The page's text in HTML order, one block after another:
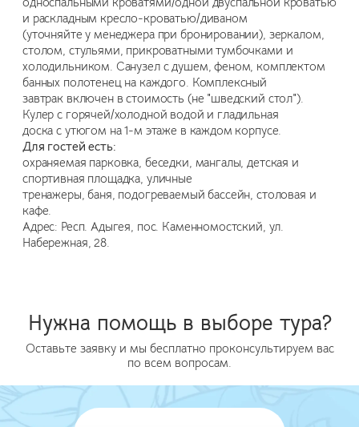
и раскладным кресло-кроватью/диваном
(уточняйте у менеджера при бронировании), зеркалом,
столом, стульями, прикроватными тумбочками и
холодильником. Санузел с душем, феном, комплектом
банных полотенец на каждого. Комплексный
завтрак включен в стоимость (не "шведский стол").
Кулер с горячей/холодной водой и гладильная
доска с утюгом на 1-м этаже в каждом корпусе.
Для гостей есть:
охраняемая парковка, беседки, мангалы, детская и
спортивная площадка, уличные
тренажеры, баня, подогреваемый бассейн, столовая и
кафе.
Адрес: Респ. Адыгея, пос. Каменномостский, ул.
Набережная, 28.
Нужна помощь в выборе тура?
Оставьте заявку и мы бесплатно проконсультируем вас
по всем вопросам.